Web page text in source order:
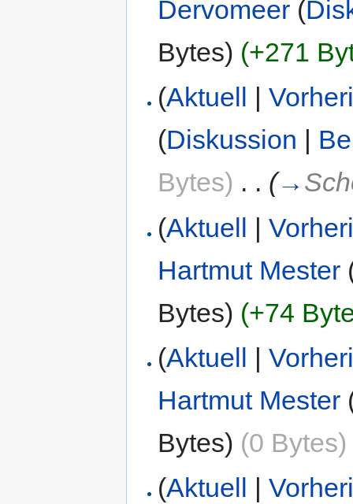
Dervomeer (
Bytes) (+271
(Aktuell |
(Diskussion |
Bytes) . . (→
(Aktuell |
Hartmut Mester
Bytes) (+74
(Aktuell |
Hartmut Mester
Bytes) (0 Bytes)
(Aktuell |